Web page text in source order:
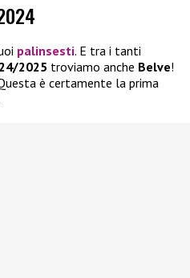
palinsesti. E tra i tanti
2025 troviamo anche Belve!
è certamente la prima